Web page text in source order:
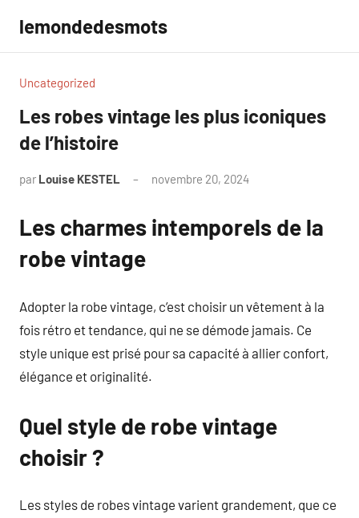
contenu
lemondedesmots
Uncategorized
Les robes vintage les plus iconiques
de l’histoire
par Louise KESTEL novembre 20, 2024
Les charmes intemporels de la
robe vintage
Adopter la robe vintage, c’est choisir un vêtement à la
fois rétro et tendance, qui ne se démode jamais. Ce
style unique est prisé pour sa capacité à allier confort,
élégance et originalité.
Quel style de robe vintage
choisir ?
Les styles de robes vintage varient grandement, que ce